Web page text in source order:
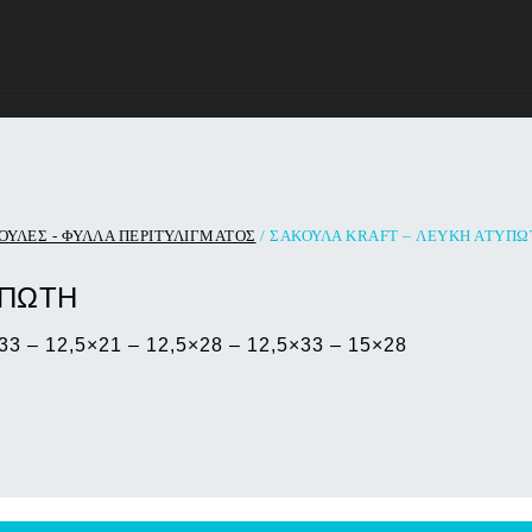
- ΦΥΛΛΑ ΠΕΡΙΤΥΛΙΓΜΑΤΟΣ / ΣΑΚΟΥΛΑ KRAFT – ΛΕΥΚΗ
– 12,5×21 – 12,5×28 – 12,5×33 – 15×28